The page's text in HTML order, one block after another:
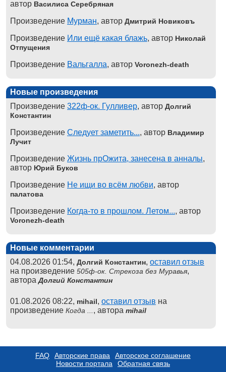
автор Василиса Серебряная
Произведение Мурман, автор Дмитрий Новиковъ
Произведение Или ещё какая блажь, автор Николай
Отпущения
Произведение Вальгалла, автор Voronezh-death
Новые произведения
Произведение 322ф-ок. Гулливер, автор Долгий
Константин
Произведение Следует заметить..., автор Владимир
Лучит
Произведение Жизнь прОжита, занесена в анналы,
автор Юрий Буков
Произведение Не ищи во всём любви, автор
палатова
Произведение Когда-то в прошлом. Летом..., автор
Voronezh-death
Новые комментарии
04.08.2026 01:54, Долгий Константин, оставил отзыв
на произведение 505ф-ок. Стрекоза без Муравья,
автораДолгий Константин
01.08.2026 08:22, mihail, оставил отзыв на
произведение Когда ... , автора mihail
FAQ Авторские права
Авторское соглашение
Новости портала
Обратная связь